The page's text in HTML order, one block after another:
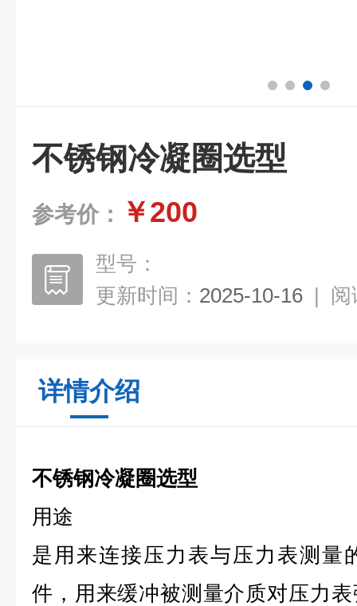
不锈钢冷凝圈选型
参考价： ￥200
型号：
更新时间： 2025-10-16 | 阅
详情介绍
不锈钢冷凝圈选型
用途
是用来连接压力表与压力表测量
件，用来缓冲被测量介质对压力